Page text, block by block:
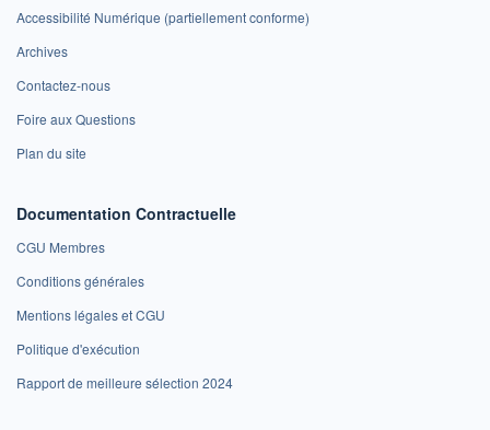
Accessibilité Numérique (partiellement conforme)
Archives
Contactez-nous
Foire aux Questions
Plan du site
Documentation Contractuelle
CGU Membres
Conditions générales
Mentions légales et CGU
Politique d'exécution
Rapport de meilleure sélection 2024